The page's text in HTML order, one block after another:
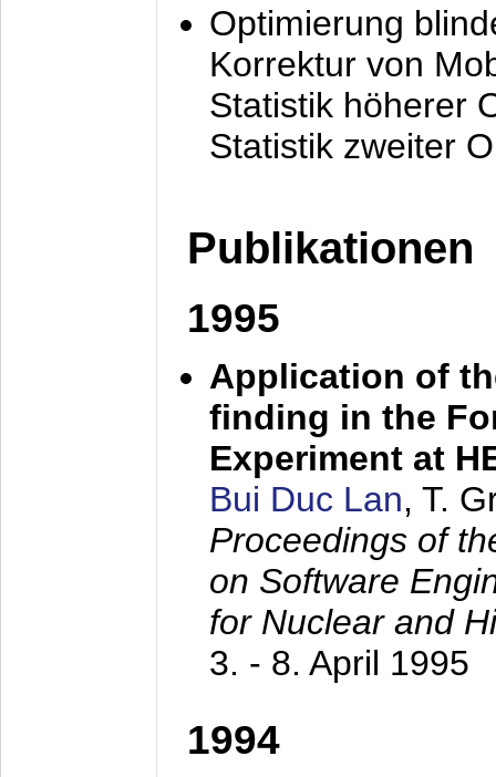
Optimierung
Korrektur von
Statistik höherer
Statistik zweiter
Publikationen
1995
Application of
finding in the
Experiment at
Bui Duc Lan, T.
Proceedings of
on Software
for Nuclear and
3. - 8. April 1995
1994